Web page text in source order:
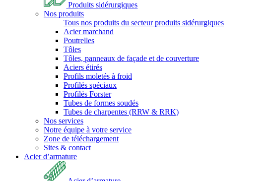
Produits sidérurgiques
Nos produits
Tous nos produits du secteur produits sidérurgiques
Acier marchand
Poutrelles
Tôles
Tôles, panneaux de façade et de couverture
Aciers étirés
Profils moletés à froid
Profilés spéciaux
Profilés Forster
Tubes de formes soudés
Tubes de charpentes (RRW & RRK)
Nos services
Notre équipe à votre service
Zone de téléchargement
Sites & contact
Acier d’armature